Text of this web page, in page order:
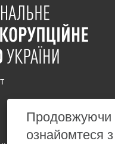
Продовжуючи
ознайомтеся з